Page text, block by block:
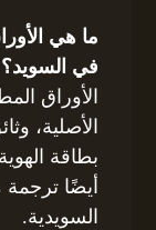
ما هي
في السويد؟
الأوراق
الأصلية،
بطاقة
أيضًا ترجمة
السويدية.